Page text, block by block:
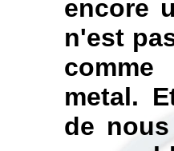
encore
n'est
metal.
de